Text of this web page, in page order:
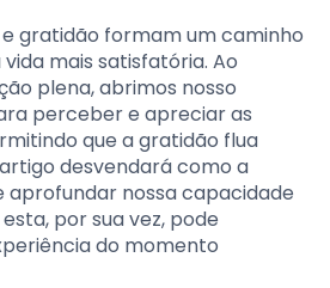
gratidão formam um caminho
mais satisfatória. Ao
plena, abrimos nosso
perceber e apreciar as
que a gratidão flua
desvendará como a
nossa capacidade
por sua vez, pode
do momento